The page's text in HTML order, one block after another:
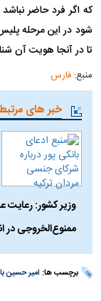
که اگر فرد حاضر
شود در این مرحله
تا در آنجا هویت آن
منبع:فارس
خبر های
وزیر کشور:
ممنوع‌الخروجی در
برچسب ها: امیر حسین